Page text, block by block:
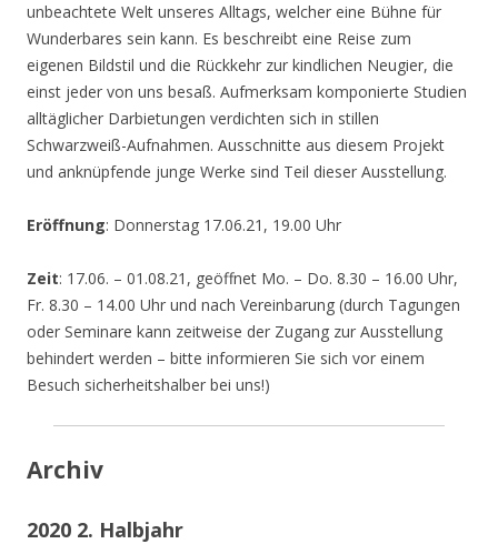
unbeachtete Welt unseres Alltags, welcher eine Bühne für
Wunderbares sein kann. Es beschreibt eine Reise zum
eigenen Bildstil und die Rückkehr zur kindlichen Neugier, die
einst jeder von uns besaß. Aufmerksam komponierte Studien
alltäglicher Darbietungen verdichten sich in stillen
Schwarzweiß-Aufnahmen. Ausschnitte aus diesem Projekt
und anknüpfende junge Werke sind Teil dieser Ausstellung.
Eröffnung: Donnerstag 17.06.21, 19.00 Uhr
Zeit: 17.06. – 01.08.21, geöffnet Mo. – Do. 8.30 – 16.00 Uhr,
Fr. 8.30 – 14.00 Uhr und nach Vereinbarung (durch Tagungen
oder Seminare kann zeitweise der Zugang zur Ausstellung
behindert werden – bitte informieren Sie sich vor einem
Besuch sicherheitshalber bei uns!)
Archiv
2020 2. Halbjahr